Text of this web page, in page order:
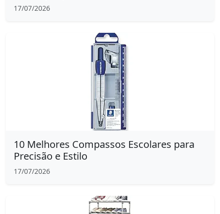
17/07/2026
10 Melhores Compassos Escolares para
Precisão e Estilo
17/07/2026